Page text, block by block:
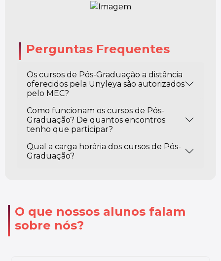
Perguntas Frequentes
Os cursos de Pós-Graduação a distância
oferecidos pela Unyleya são autorizados
pelo MEC?
Como funcionam os cursos de Pós-
Graduação? De quantos encontros
tenho que participar?
Qual a carga horária dos cursos de Pós-
Graduação?
O que nossos alunos falam
sobre nós?